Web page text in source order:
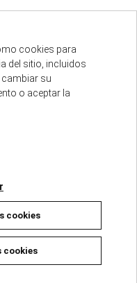
cookies para
del sitio, incluidos
su
o aceptar la
cookies
cookies